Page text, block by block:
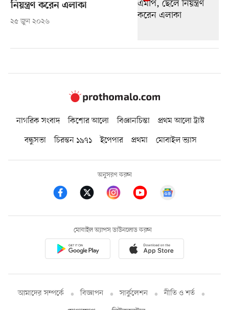
নিয়ন্ত্রণ করেন এলাকা
২৫ জুন ২০২৬
নাগরিক সংবাদ কিশোর আলো বিজ্ঞানচিন্তা
প্রথম আলো ট্রাস্ট
বন্ধুসভা
চিরন্তন ১৯৭১ ইপেপার প্রথমা মোবাইল ভ্যাস
অনুসরণ করুন
মোবাইল অ্যাপস ডাউনলোড করুন
আমাদের সম্পর্কে বিজ্ঞাপন সার্কুলেশন
নীতি ও শর্ত